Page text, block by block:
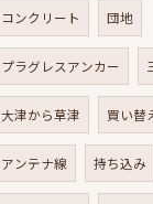
コンクリート 団地
プラグレスアンカー
大津から草津 買い替
アンテナ線 持ち込み